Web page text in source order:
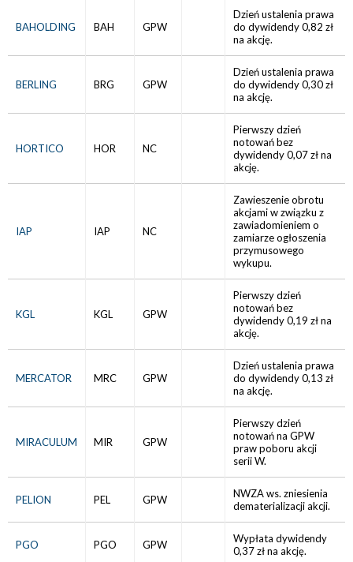
BAHOLDING BAH GPW
Dzień ustalenia prawa
do dywidendy 0,82 zł
na akcję.
BERLING BRG GPW
Dzień ustalenia prawa
do dywidendy 0,30 zł
na akcję.
HORTICO HOR NC
Pierwszy dzień
notowań bez
dywidendy 0,07 zł na
akcję.
IAP IAP NC
Zawieszenie obrotu
akcjami w związku z
zawiadomieniem o
zamiarze ogłoszenia
przymusowego
wykupu.
KGL KGL GPW
Pierwszy dzień
notowań bez
dywidendy 0,19 zł na
akcję.
MERCATOR MRC GPW
Dzień ustalenia prawa
do dywidendy 0,13 zł
na akcję.
MIRACULUM MIR GPW
Pierwszy dzień
notowań na GPW
praw poboru akcji
serii W.
PELION PEL GPW
NWZA ws. zniesienia
dematerializacji akcji.
PGO PGO GPW
Wypłata dywidendy
0,37 zł na akcję.